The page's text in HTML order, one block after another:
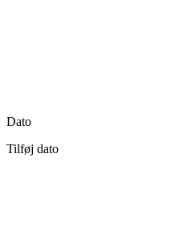
Dato
Tilføj dato